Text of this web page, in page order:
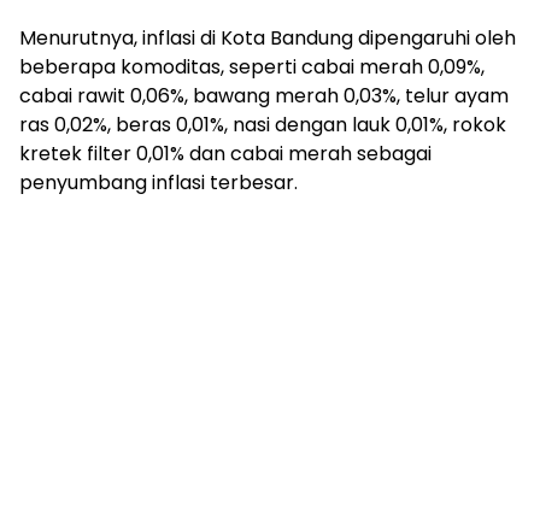
Menurutnya, inflasi di Kota Bandung dipengaruhi oleh
beberapa komoditas, seperti cabai merah 0,09%,
cabai rawit 0,06%, bawang merah 0,03%, telur ayam
ras 0,02%, beras 0,01%, nasi dengan lauk 0,01%, rokok
kretek filter 0,01% dan cabai merah sebagai
penyumbang inflasi terbesar.